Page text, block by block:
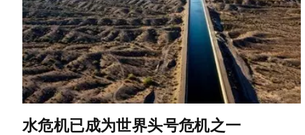
水危机已成为世界头号危机之一